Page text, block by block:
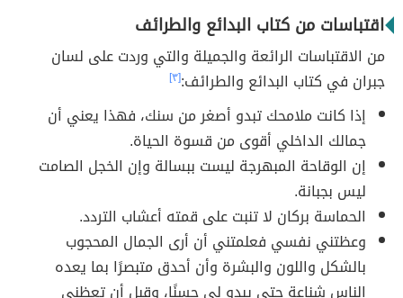
اقتباسات من كتاب البدائع والطرائف
من الاقتباسات الرائعة والجميلة والتي وردت على لسان
جبران في كتاب البدائع والطرائف:[٣]
إذا كانت ملامحك تبدو أصغر من سنك، فهذا يعني أن
جمالك الداخلي أقوى من قسوة الحياة.
إن الوقاحة المبهرجة ليست ببسالة وإن الخجل الصامت
ليس بجبانة.
الحماسة بركان لا تنبت على قمته أعشاب التردد.
وعظتني نفسي فعلمتني أن أرى الجمال المحجوب
بالشكل واللون والبشرة وأن أحدق متبصرًا بما يعده
الناس شناعة حتى يبدو لي حسنًا، وقبل أن تعظني